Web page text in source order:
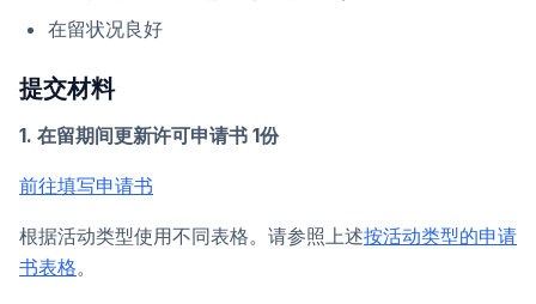
在留状况良好
提交材料
1. 在留期间更新许可申请书 1份
前往填写申请书
根据活动类型使用不同表格。请参照上述按活动类型的申请
书表格。